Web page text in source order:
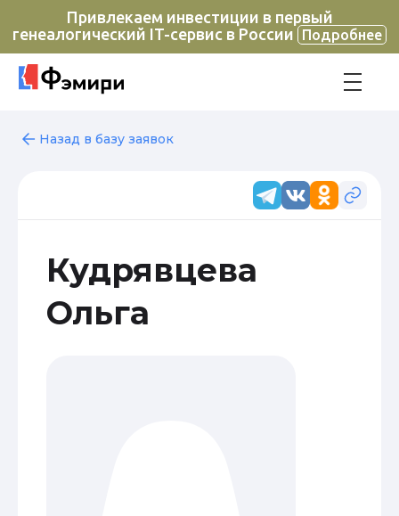
Привлекаем инвестиции в первый
генеалогический IT-сервис в России
Подробнее
Назад в базу заявок
Кудрявцева
Ольга